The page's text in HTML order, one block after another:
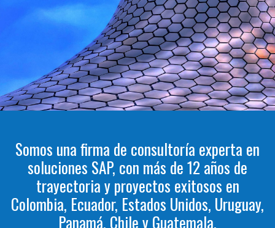
Somos una firma de consultoría experta en
soluciones SAP, con más de 12 años de
trayectoria y proyectos exitosos en
Colombia, Ecuador, Estados Unidos, Uruguay,
Panamá, Chile y Guatemala.